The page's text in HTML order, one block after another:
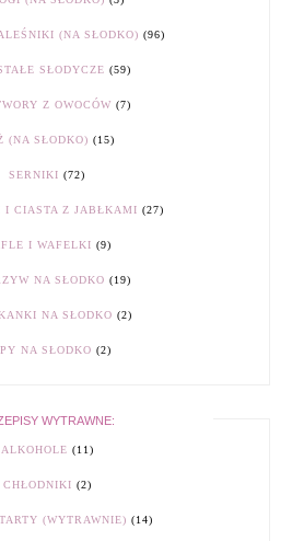
(NA SŁODKO) (96)
SŁODYCZE (59)
Z OWOCÓW (7)
(NA SŁODKO) (15)
SERNIKI (72)
I CIASTA Z JABŁKAMI (27)
I WAFELKI (9)
NA SŁODKO (19)
NA SŁODKO (2)
NA SŁODKO (2)
WYTRAWNE:
ALKOHOLE (11)
CHŁODNIKI (2)
(WYTRAWNIE) (14)